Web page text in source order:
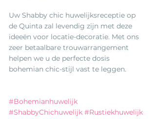
Uw Shabby chic huwelijksreceptie op
de Quinta zal levendig zijn met deze
ideeën voor locatie-decoratie. Met ons
zeer betaalbare trouwarrangement
helpen we u de perfecte dosis
bohemian chic-stijl vast te leggen.
#Bohemianhuwelijk
#ShabbyChichuwelijk #Rustiekhuwelijk